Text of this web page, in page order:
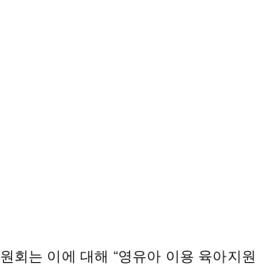
회는 이에 대해 “영유아 이용 육아지